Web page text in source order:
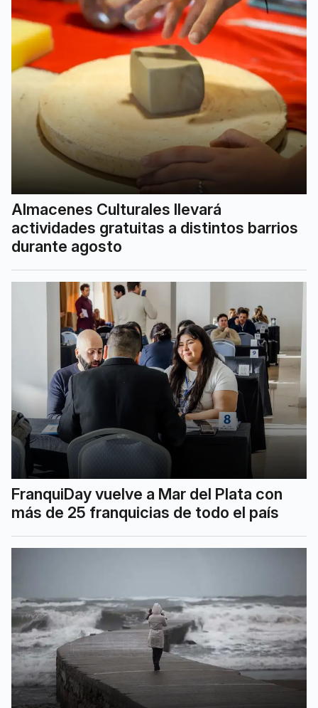
Almacenes Culturales llevará
actividades gratuitas a distintos barrios
durante agosto
FranquiDay vuelve a Mar del Plata con
más de 25 franquicias de todo el país